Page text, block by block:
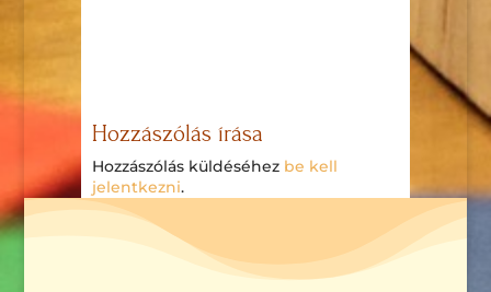
Hozzászólás írása
Hozzászólás küldéséhez be kell
jelentkezni.